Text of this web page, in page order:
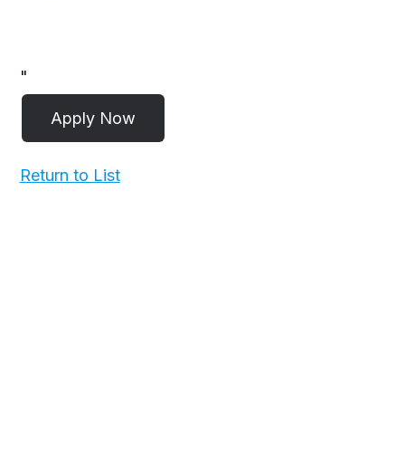
"
Return to List